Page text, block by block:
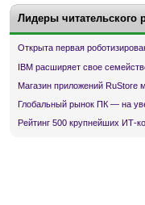
Лидеры читательского
Открыта первая
IBM расширяет свое
Магазин приложений RuStore
Глобальный рынок ПК — на
Рейтинг 500 крупнейших ИТ-